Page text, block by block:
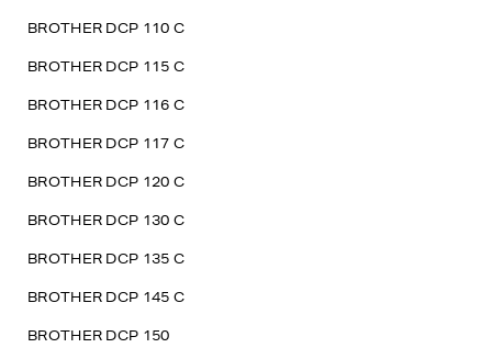
BROTHER DCP 110 C
BROTHER DCP 115 C
BROTHER DCP 116 C
BROTHER DCP 117 C
BROTHER DCP 120 C
BROTHER DCP 130 C
BROTHER DCP 135 C
BROTHER DCP 145 C
BROTHER DCP 150